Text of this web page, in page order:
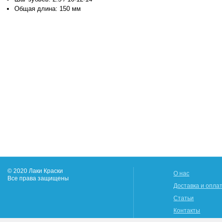
Общая длина: 150 мм
© 2020 Лаки Краски
Все права защищены
О нас
Доставка и
Статьи
Контакты